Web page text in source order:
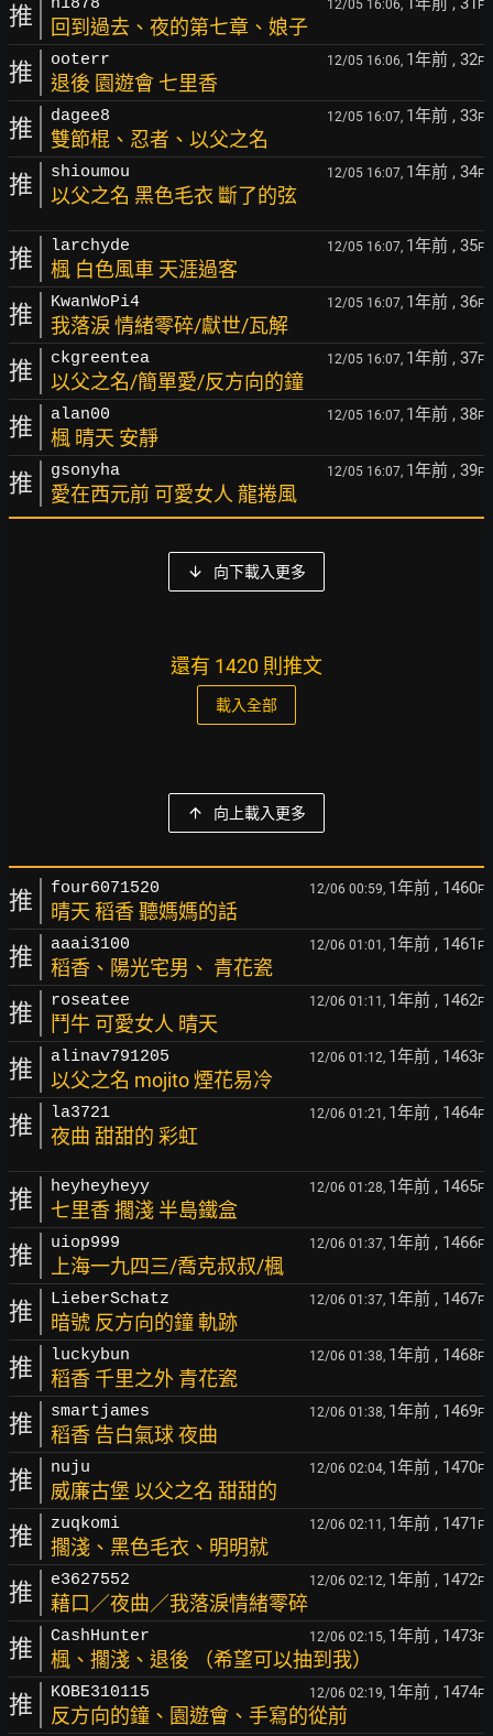
推 n1878 12/05 16:06, F
回到過去、夜的第七章、娘子
推 ooterr 12/05 16:06, 1年前 , 32F
退後 園遊會 七里香
推 dagee8 12/05 16:07, 1年前 , 33F
雙節棍、忍者、以父之名
推 shioumou 12/05 16:07, 1年前 , 34F
以父之名 黑色毛衣 斷了的弦
推 larchyde 12/05 16:07, 1年前 , 35F
楓 白色風車 天涯過客
推 KwanWoPi4 12/05 16:07, 1年前 , 36F
我落淚 情緒零碎/獻世/瓦解
推 ckgreentea 12/05 16:07, 1年前 , 37F
以父之名/簡單愛/反方向的鐘
推 alan00 12/05 16:07, 1年前 , 38F
楓 晴天 安靜
推 gsonyha 12/05 16:07, 1年前 , 39F
愛在西元前 可愛女人 龍捲風
向下載入更多
還有 1420 則推文
載入全部
向上載入更多
推 four6071520 12/06 00:59, 1年前 , 1460F
晴天 稻香 聽媽媽的話
推 aaai3100 12/06 01:01, 1年前 , 1461 F
稻香、陽光宅男、 青花瓷
推 roseatee 12/06 01:11, 1年前 , 1462F
鬥牛 可愛女人 晴天
推 alinav791205 12/06 01:12, 1年前 , 1463F
以父之名 mojito 煙花易冷
推 la3721 12/06 01:21, 1年前 , 1464F
夜曲 甜甜的 彩虹
推 heyheyheyy 12/06 01:28, 1年前 , 1465F
七里香 擱淺 半島鐵盒
推 uiop999 12/06 01:37, 1年前 , 1466F
上海一九四三/喬克叔叔/楓
推 LieberSchatz 12/06 01:37, 1年前 , 1467F
暗號 反方向的鐘 軌跡
推 luckybun 12/06 01:38, 1年前 , 1468F
稻香 千里之外 青花瓷
推 smartjames 12/06 01:38, 1年前 , 1469F
稻香 告白氣球 夜曲
推 nuju 12/06 02:04, 1年前 , 1470F
威廉古堡 以父之名 甜甜的
推 zuqkomi 12/06 02:11, 1年前 , 1471 F
擱淺、黑色毛衣、明明就
推 e3627552 12/06 02:12, 1年前 , 1472F
藉口／夜曲／我落淚情緒零碎
推 CashHunter 12/06 02:15, 1年前 , 1473F
楓、擱淺、退後 （希望可以抽到我）
推 KOBE310115 12/06 02:19, 1年前 , 1474F
反方向的鐘、園遊會、手寫的從前